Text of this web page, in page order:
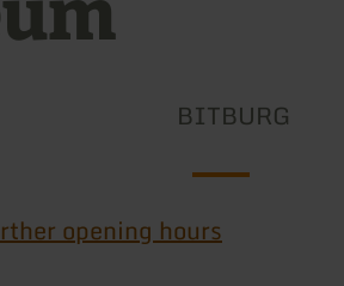
BITBURG
opening hours